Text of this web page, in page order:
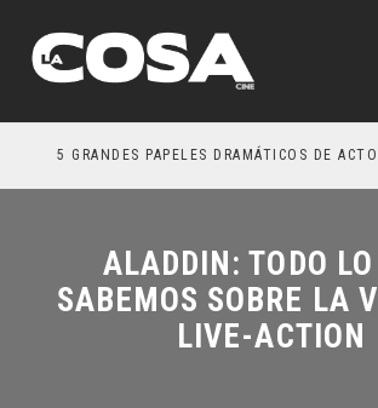
5 GRANDES PAPELES DRAMÁTICOS DE
ALADDIN: TODO LO
SABEMOS SOBRE LA
LIVE-ACTION